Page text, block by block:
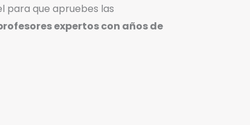
para que apruebes las
expertos con años de